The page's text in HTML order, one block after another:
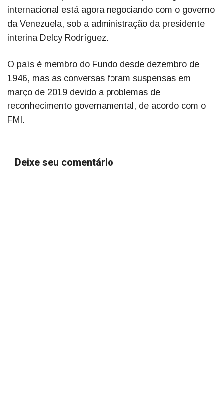
internacional está agora negociando com o governo
da Venezuela, sob a administração da presidente
interina Delcy Rodríguez.
O país é membro do Fundo desde dezembro de
1946, mas as conversas foram suspensas em
março de 2019 devido a problemas de
reconhecimento governamental, de acordo com o
FMI.
Deixe seu comentário